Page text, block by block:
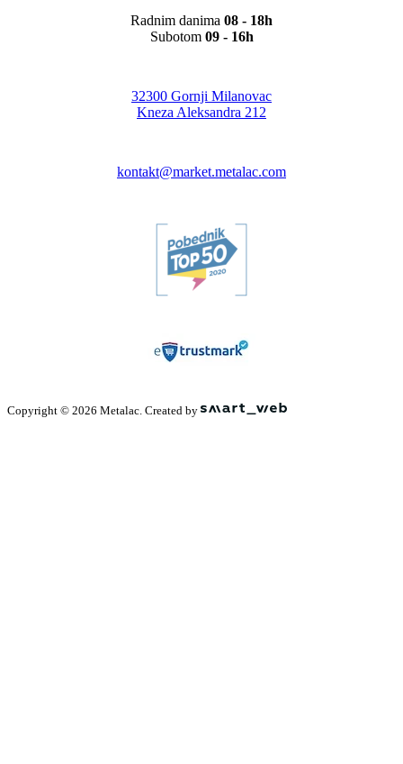
Radnim danima 08 - 18h
Subotom 09 - 16h
32300 Gornji Milanovac
Kneza Aleksandra 212
kontakt@market.metalac.com
Copyright © 2026 Metalac. Created by